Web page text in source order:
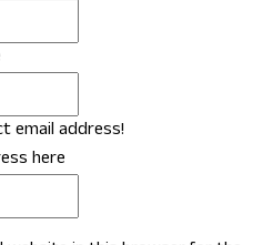
email address!
here